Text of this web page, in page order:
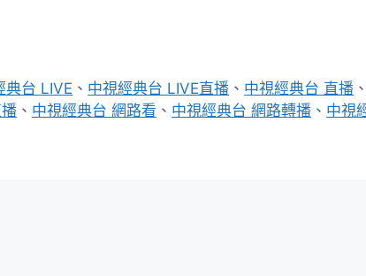
典台 LIVE 、 中視經典台 LIVE直播 、 中視經典台 直播 、
、 中視經典台 網路看 、 中視經典台 網路轉播 、 中視